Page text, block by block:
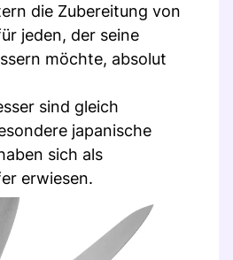
die Zubereitung von
jeden, der seine
möchte, absolut
sind gleich
japanische
sich als
erwiesen.